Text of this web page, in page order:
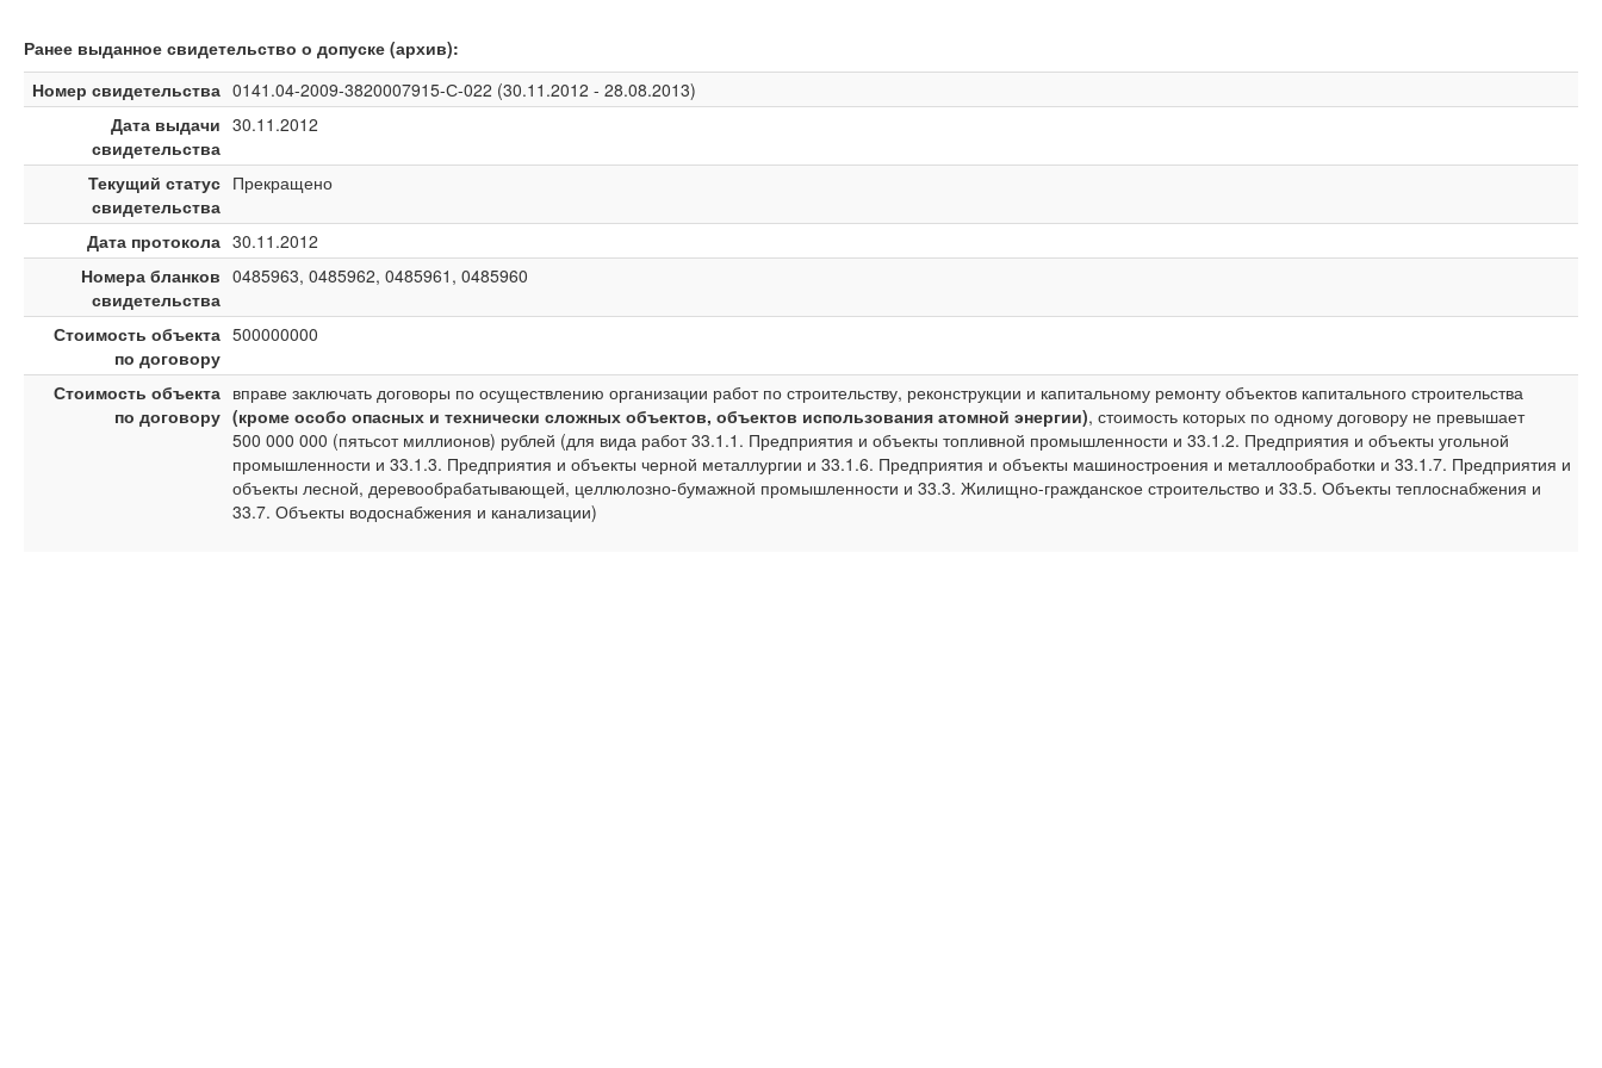
Ранее выданное свидетельство о допуске (архив):
Номер свидетельства 0141.04-2009-3820007915-С-022 (30.11.2012 - 28.08.2013)
Дата выдачи
свидетельства
30.11.2012
Текущий статус
свидетельства
Прекращено
Дата протокола 30.11.2012
Номера бланков
свидетельства
0485963, 0485962, 0485961, 0485960
Стоимость объекта
по договору
500000000
Стоимость объекта
по договору
вправе заключать договоры по осуществлению организации работ по строительству, реконструкции и капитальному ремонту объектов капитального строительства
(кроме особо опасных и технически сложных объектов, объектов использования атомной энергии), стоимость которых по одному договору не превышает
500 000 000 (пятьсот миллионов) рублей (для вида работ 33.1.1. Предприятия и объекты топливной промышленности и 33.1.2. Предприятия и объекты угольной
промышленности и 33.1.3. Предприятия и объекты черной металлургии и 33.1.6. Предприятия и объекты машиностроения и металлообработки и 33.1.7. Предприятия и
объекты лесной, деревообрабатывающей, целлюлозно-бумажной промышленности и 33.3. Жилищно-гражданское строительство и 33.5. Объекты теплоснабжения и
33.7. Объекты водоснабжения и канализации)